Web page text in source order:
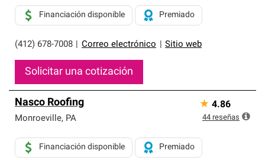
(412) 678-7008 Correo electrónico Sitio web
Financiación disponible Premiado
Solicitar una cotización
Nasco Roofing
Monroeville, PA
Financiación disponible Premiado
★ 4.86
44 reseñas